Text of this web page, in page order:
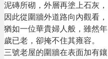
泥磚所砌，外層再塗上石灰，
因此從圍牆外道路向內觀看，
猶如一位華貴婦人般，雖然年
歲已老，卻掩不住其雍容。
三號老屋的圍牆在表面加有鑲